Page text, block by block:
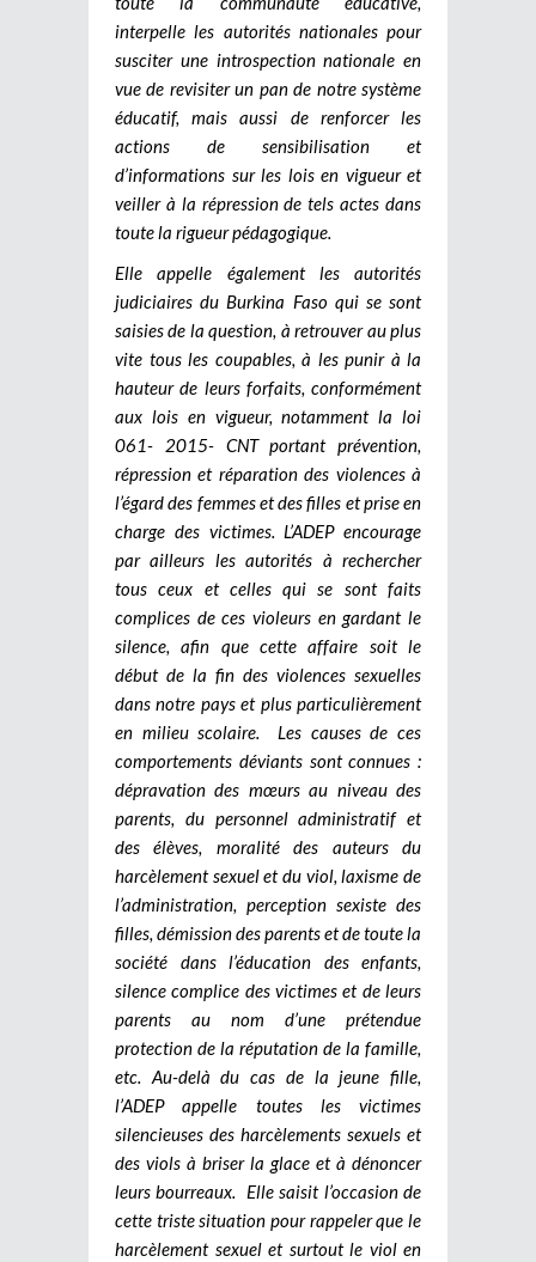
interpelle les autorités nationales pour
susciter une introspection nationale en
vue de revisiter un pan de notre système
éducatif, mais aussi de renforcer les
actions de sensibilisation et
d’informations sur les lois en vigueur et
veiller à la répression de tels actes dans
toute la rigueur pédagogique.
Elle appelle également les autorités
judiciaires du Burkina Faso qui se sont
saisies de la question, à retrouver au plus
vite tous les coupables, à les punir à la
hauteur de leurs forfaits, conformément
aux lois en vigueur, notamment la loi
061- 2015- CNT portant prévention,
répression et réparation des violences à
l’égard des femmes et des filles et prise en
charge des victimes. L’ADEP encourage
par ailleurs les autorités à rechercher
tous ceux et celles qui se sont faits
complices de ces violeurs en gardant le
silence, afin que cette affaire soit le
début de la fin des violences sexuelles
dans notre pays et plus particulièrement
en milieu scolaire. Les causes de ces
comportements déviants sont connues :
dépravation des mœurs au niveau des
parents, du personnel administratif et
des élèves, moralité des auteurs du
harcèlement sexuel et du viol, laxisme de
l’administration, perception sexiste des
filles, démission des parents et de toute la
société dans l’éducation des enfants,
silence complice des victimes et de leurs
parents au nom d’une prétendue
protection de la réputation de la famille,
etc. Au-delà du cas de la jeune fille,
l’ADEP appelle toutes les victimes
silencieuses des harcèlements sexuels et
des viols à briser la glace et à dénoncer
leurs bourreaux. Elle saisit l’occasion de
cette triste situation pour rappeler que le
harcèlement sexuel et surtout le viol en